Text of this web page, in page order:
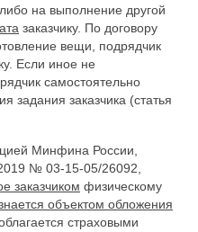
на выполнение другой
заказчику. По договору
вещи, подрядчик
Если иное не
самостоятельно
задания заказчика (статья
Минфина России,
№ 03-15-05/26092,
заказчиком физическому
объектом обложения
страховыми